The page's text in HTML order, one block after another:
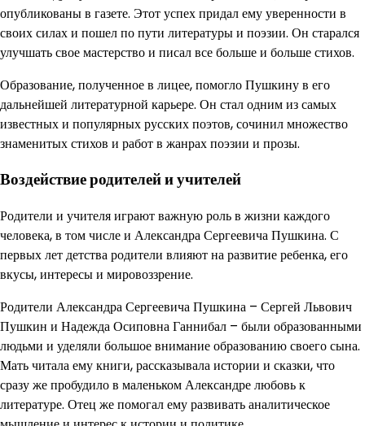
опубликованы в газете. Этот успех придал ему уверенности в
своих силах и пошел по пути литературы и поэзии. Он старался
улучшать свое мастерство и писал все больше и больше стихов.
Образование, полученное в лицее, помогло Пушкину в его
дальнейшей литературной карьере. Он стал одним из самых
известных и популярных русских поэтов, сочинил множество
знаменитых стихов и работ в жанрах поэзии и прозы.
Воздействие родителей и учителей
Родители и учителя играют важную роль в жизни каждого
человека, в том числе и Александра Сергеевича Пушкина. С
первых лет детства родители влияют на развитие ребенка, его
вкусы, интересы и мировоззрение.
Родители Александра Сергеевича Пушкина – Сергей Львович
Пушкин и Надежда Осиповна Ганнибал – были образованными
людьми и уделяли большое внимание образованию своего сына.
Мать читала ему книги, рассказывала истории и сказки, что
сразу же пробудило в маленьком Александре любовь к
литературе. Отец же помогал ему развивать аналитическое